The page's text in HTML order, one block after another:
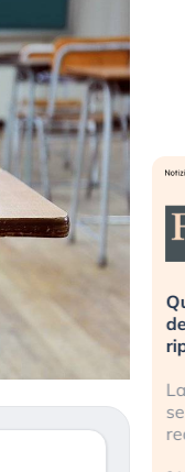
Investitori
lo scoppio
retail (…)